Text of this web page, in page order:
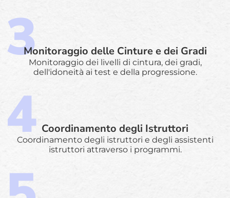
Monitoraggio delle Cinture e dei Gradi
Monitoraggio dei livelli di cintura, dei gradi,
dell'idoneità ai test e della progressione.
Coordinamento degli Istruttori
Coordinamento degli istruttori e degli assistenti
istruttori attraverso i programmi.